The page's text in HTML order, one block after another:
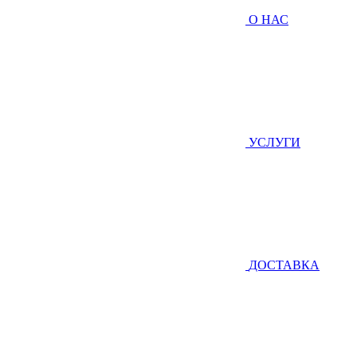
О НАС
УСЛУГИ
ДОСТАВКА